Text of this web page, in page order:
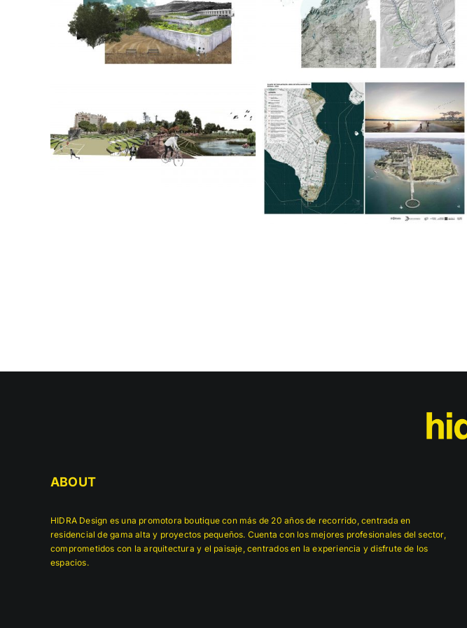
ABOUT
HIDRA Design es una promotora boutique con más de 20 años de recorrido, centrada en
residencial de gama alta y proyectos pequeños. Cuenta con los mejores profesionales del sector,
comprometidos con la arquitectura y el paisaje, centrados en la experiencia y disfrute de los
espacios.